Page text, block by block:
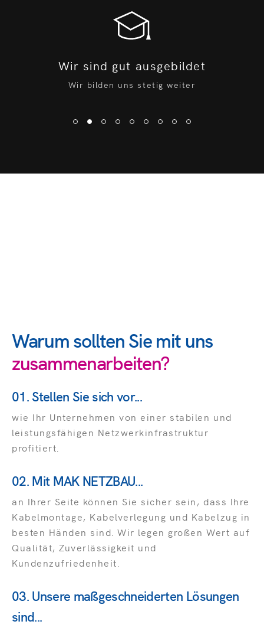
Wir sind gut ausgebildet
Wir bilden uns stetig weiter
Warum sollten Sie mit uns
zusammenarbeiten?
01. Stellen Sie sich vor...
wie Ihr Unternehmen von einer stabilen und
leistungsfähigen Netzwerkinfrastruktur
profitiert.
02. Mit MAK NETZBAU...
an Ihrer Seite können Sie sicher sein, dass Ihre
Kabelmontage, Kabelverlegung und Kabelzug in
besten Händen sind. Wir legen großen Wert auf
Qualität, Zuverlässigkeit und
Kundenzufriedenheit.
03. Unsere maßgeschneiderten Lösungen
sind...